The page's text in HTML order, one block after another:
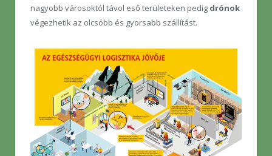
nagyobb városoktól távol eső területeken pedig drónok
végezhetik az olcsóbb és gyorsabb szállítást.